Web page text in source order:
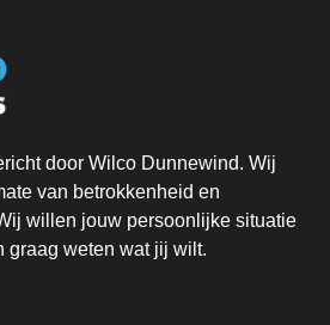
door Wilco Dunnewind. Wij
van betrokkenheid en
willen jouw persoonlijke situatie
graag weten wat jij wilt.